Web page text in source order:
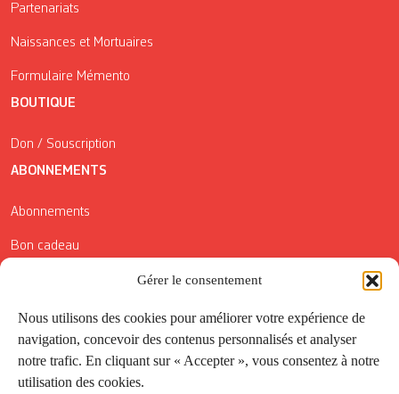
Gérer le consentement
Nous utilisons des cookies pour améliorer votre expérience de
navigation, concevoir des contenus personnalisés et analyser
notre trafic. En cliquant sur « Accepter », vous consentez à notre
utilisation des cookies.
Partenariats
Naissances et Mortuaires
Formulaire Mémento
BOUTIQUE
Don / Souscription
ABONNEMENTS
Abonnements
Bon cadeau
Conditions générales de vente
Réductions de la Carte Côté Courrier
Application